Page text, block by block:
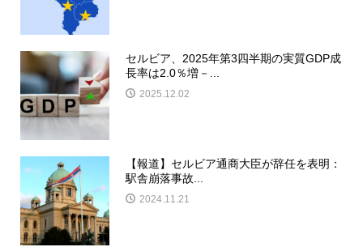
セルビア、2025年第3四半期の実質GDP成
長率は2.0％増－...
2025.12.02
【報道】セルビア通商大臣が辞任を表明：
駅舎崩落事故...
2024.11.21